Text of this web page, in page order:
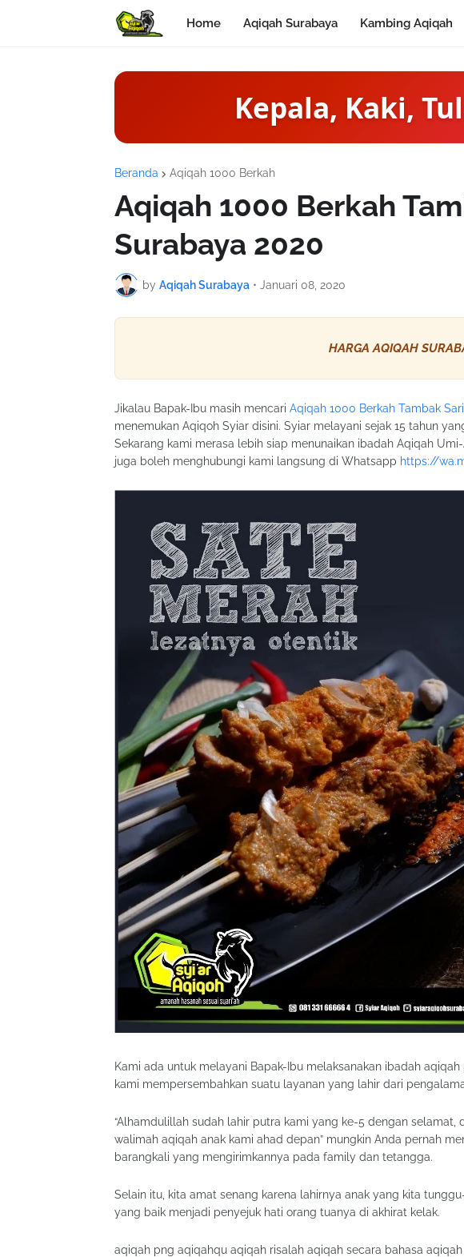
Home Aqiqah Surabaya Kambing Aqiqah
Kepala, Kaki,
Beranda Aqiqah 1000 Berkah
Aqiqah 1000 Berkah
Surabaya 2020
by Aqiqah Surabaya • Januari 08, 2020
HARGA AQIQAH
Jikalau Bapak-Ibu masih mencari Aqiqah 1000 Berkah Tambak
menemukan Aqiqoh Syiar disini. Syiar melayani sejak 15 tahun
Sekarang kami merasa lebih siap menunaikan ibadah Aqiqah
juga boleh menghubungi kami langsung di Whatsapp https://
Kami ada untuk melayani Bapak-Ibu melaksanakan ibadah
kami mempersembahkan suatu layanan yang lahir dari
“Alhamdulillah sudah lahir putra kami yang ke-5 dengan
walimah aqiqah anak kami ahad depan” mungkin Anda pernah
barangkali yang mengirimkannya pada family dan tetangga.
Selain itu, kita amat senang karena lahirnya anak yang kita
yang baik menjadi penyejuk hati orang tuanya di akhirat kelak.
aqiqah png aqiqahqu aqiqah risalah aqiqah secara bahasa